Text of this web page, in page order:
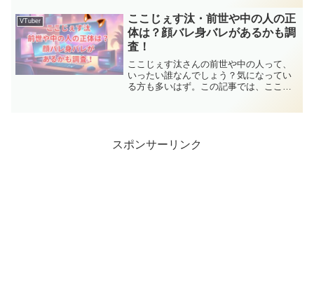
の年齢、顔バレの噂について徹底調査し
ました！花萌葱スイハさんの前世や中の
人に興味がある方は、ぜひ読んでみてく
ださいね。
VTuber
ここじぇす汰・前世や中の人の正
体は？顔バレ身バレがあるかも調
査！
ここじぇす汰さんの前世や中の人って、
いったい誰なんでしょう？気になってい
る方も多いはず。この記事では、ここじ
スポンサーリンク